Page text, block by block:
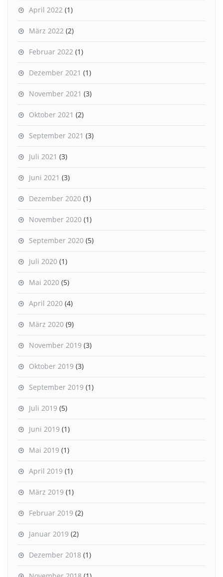
April 2022 (1)
März 2022 (2)
Februar 2022 (1)
Dezember 2021 (1)
November 2021 (3)
Oktober 2021 (2)
September 2021 (3)
Juli 2021 (3)
Juni 2021 (3)
Dezember 2020 (1)
November 2020 (1)
September 2020 (5)
Juli 2020 (1)
Mai 2020 (5)
April 2020 (4)
März 2020 (9)
November 2019 (3)
Oktober 2019 (3)
September 2019 (1)
Juli 2019 (5)
Juni 2019 (1)
Mai 2019 (1)
April 2019 (1)
März 2019 (1)
Februar 2019 (2)
Januar 2019 (2)
Dezember 2018 (1)